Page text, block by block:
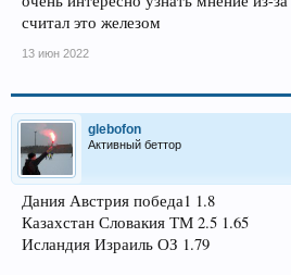
считал это железом
13 июн 2022
glebofon
Активный беттор
Дания Австрия победа1 1.8
Казахстан Словакия ТМ 2.5 1.65
Исландия Израиль ОЗ 1.79